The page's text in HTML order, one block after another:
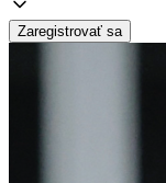
Zaregistrovať sa